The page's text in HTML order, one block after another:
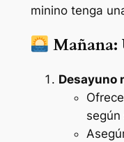
minino tenga
Mañana:
Desayuno